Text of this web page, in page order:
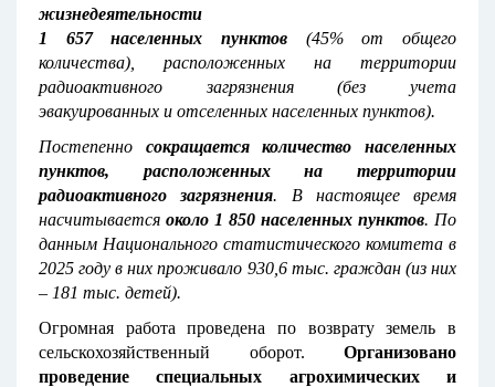
жизнедеятельности
1 657 населенных пунктов (45% от общего
количества), расположенных на территории
радиоактивного загрязнения (без учета
эвакуированных и отселенных населенных пунктов).
Постепенно сокращается количество населенных
пунктов, расположенных на территории
радиоактивного загрязнения. В настоящее время
насчитывается около 1 850 населенных пунктов. По
данным Национального статистического комитета в
2025 году в них проживало 930,6 тыс. граждан (из них
– 181 тыс. детей).
Огромная работа проведена по возврату земель в
сельскохозяйственный оборот. Организовано
проведение специальных агрохимических и